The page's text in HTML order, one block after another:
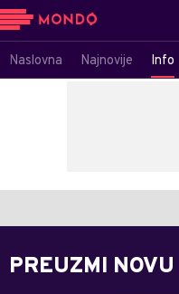
Naslovna Najnovije Info
PREUZMI